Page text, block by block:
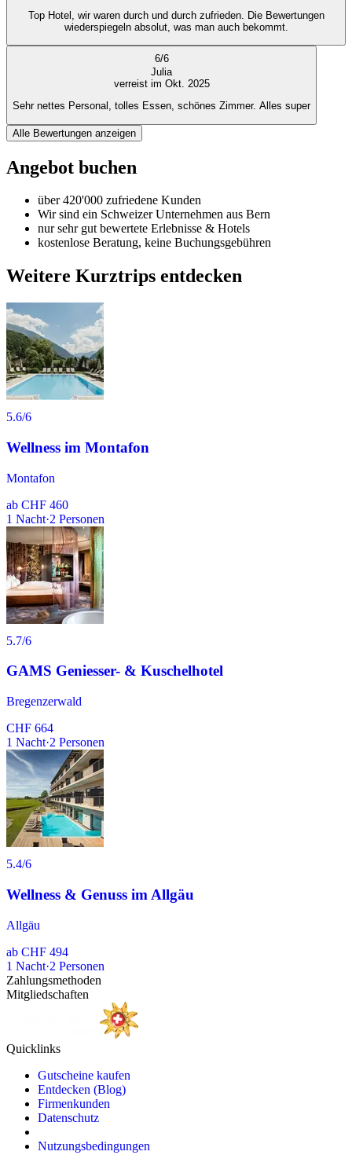
Top Hotel, wir waren durch und durch zufrieden. Die Bewertungen
wiederspiegeln absolut, was man auch bekommt.
6/6
Julia
verreist im Okt. 2025
Sehr nettes Personal, tolles Essen, schönes Zimmer. Alles super
Alle Bewertungen anzeigen
Angebot buchen
über 420'000 zufriedene Kunden
Wir sind ein Schweizer Unternehmen aus Bern
nur sehr gut bewertete Erlebnisse & Hotels
kostenlose Beratung, keine Buchungsgebühren
Weitere Kurztrips entdecken
5.6/6
Wellness im Montafon
Montafon
ab CHF 460
1 Nacht·2 Personen
5.7/6
GAMS Geniesser- & Kuschelhotel
Bregenzerwald
CHF 664
1 Nacht·2 Personen
5.4/6
Wellness & Genuss im Allgäu
Allgäu
ab CHF 494
1 Nacht·2 Personen
Zahlungsmethoden
Mitgliedschaften
Quicklinks
Gutscheine kaufen
Entdecken (Blog)
Firmenkunden
Datenschutz
Nutzungsbedingungen